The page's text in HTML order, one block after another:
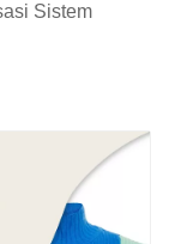
Sistem